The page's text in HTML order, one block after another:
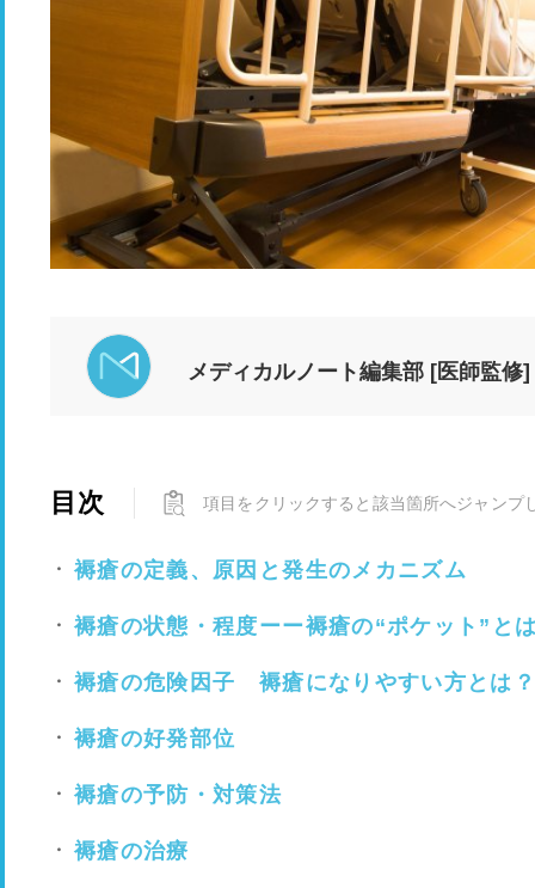
メディカルノート編集部 [医師監修]
目次 項目をクリックすると該当箇所へジャンプ
褥瘡の定義、原因と発生のメカニズム
褥瘡の状態・程度ーー褥瘡の“ポケット”と
褥瘡の危険因子 褥瘡になりやすい方とは？
褥瘡の好発部位
褥瘡の予防・対策法
褥瘡の治療